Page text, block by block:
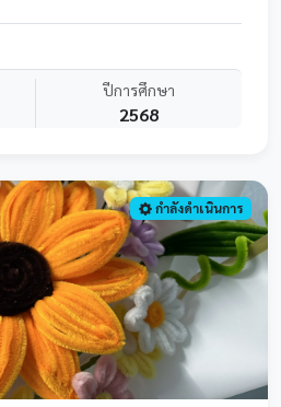
ปีการศึกษา
2568
กำลังดำเนินการ